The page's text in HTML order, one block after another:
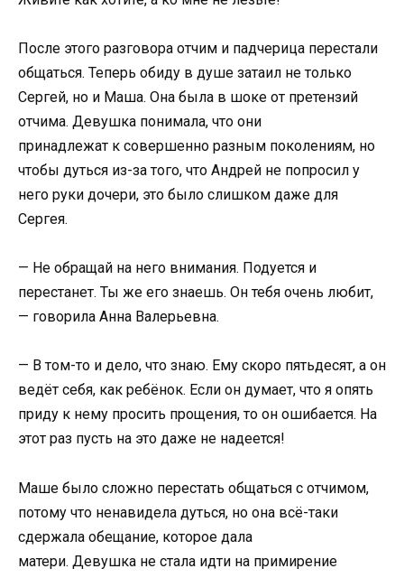
После этого разговора отчим и падчерица перестали
общаться. Теперь обиду в душе затаил не только
Сергей, но и Маша. Она была в шоке от претензий
отчима. Девушка понимала, что они
принадлежат к совершенно разным поколениям, но
чтобы дуться из-за того, что Андрей не попросил у
него руки дочери, это было слишком даже для
Сергея.
— Не обращай на него внимания. Подуется и
перестанет. Ты же его знаешь. Он тебя очень любит,
— говорила Анна Валерьевна.
— В том-то и дело, что знаю. Ему скоро пятьдесят, а он
ведёт себя, как ребёнок. Если он думает, что я опять
приду к нему просить прощения, то он ошибается. На
этот раз пусть на это даже не надеется!
Маше было сложно перестать общаться с отчимом,
потому что ненавидела дуться, но она всё-таки
сдержала обещание, которое дала
матери. Девушка не стала идти на примирение